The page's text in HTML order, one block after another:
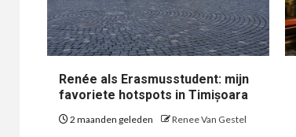
Renée als Erasmusstudent: mijn
favoriete hotspots in Timișoara
2 maanden geleden Renee Van Gestel